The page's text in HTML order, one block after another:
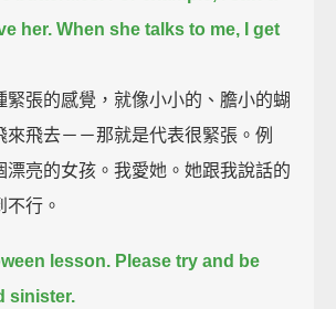
her. When she talks to me, I get
緊張的感覺，就像小小的、膽小的蝴
來飛去－－那就是代表很緊張。例
漂亮的女孩。我愛她。她跟我說話的
不行。
lesson. Please try and be
sinister.